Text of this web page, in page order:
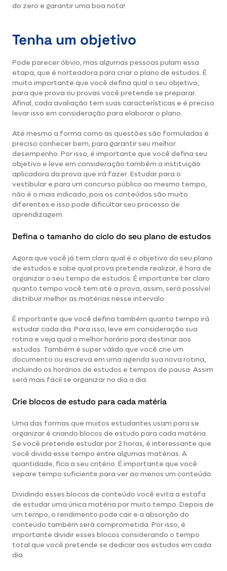
do zero e garantir uma boa nota!
Tenha um objetivo
Pode parecer óbvio, mas algumas pessoas pulam essa
etapa, que é norteadora para criar o plano de estudos. É
muito importante que você defina qual o seu objetivo,
para que prova ou provas você pretende se preparar.
Afinal, cada avaliação tem suas características e é preciso
levar isso em consideração para elaborar o plano.
Até mesmo a forma como as questões são formuladas é
preciso conhecer bem, para garantir seu melhor
desempenho. Por isso, é importante que você defina seu
objetivo e leve em consideração também a instituição
aplicadora da prova que irá fazer. Estudar para o
vestibular e para um concurso público ao mesmo tempo,
não é o mais indicado, pois os conteúdos são muito
diferentes e isso pode dificultar seu processo de
aprendizagem.
Defina o tamanho do ciclo do seu plano de estudos
Agora que você já tem claro qual é o objetivo do seu plano
de estudos e sabe qual prova pretende realizar, é hora de
organizar o seu tempo de estudos. É importante ter claro
quanto tempo você tem até a prova, assim, será possível
distribuir melhor as matérias nesse intervalo.
É importante que você defina também quanto tempo irá
estudar cada dia. Para isso, leve em consideração sua
rotina e veja qual o melhor horário para destinar aos
estudos. Também é super válido que você crie um
documento ou escreva em uma agenda sua nova rotina,
incluindo os horários de estudos e tempos de pausa. Assim
será mais fácil se organizar no dia a dia.
Crie blocos de estudo para cada matéria
Uma das formas que muitos estudantes usam para se
organizar é criando blocos de estudo para cada matéria.
Se você pretende estudar por 2 horas, é interessante que
você divida esse tempo entre algumas matérias. A
quantidade, fica a seu critério. É importante que você
separe tempo suficiente para ver ao menos um conteúdo.
Dividindo esses blocos de conteúdo você evita a estafa
de estudar uma única matéria por muito tempo. Depois de
um tempo, o rendimento pode cair e a absorção do
conteúdo também será comprometida. Por isso, é
importante dividir esses blocos considerando o tempo
total que você pretende se dedicar aos estudos em cada
dia.